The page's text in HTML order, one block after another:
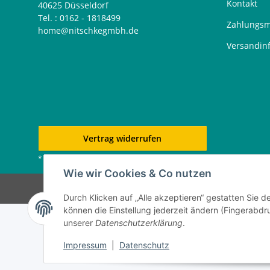
Wie wir Cookies & Co nutzen
Durch Klicken auf „Alle akzeptieren“ gestatten Sie
können die Einstellung jederzeit ändern
unserer Datenschutzerklärung.
Impressum Datenschutz
40625 Düsseldorf
Tel. : 0162 - 1818499
home@nitschkegmbh.de
Kontakt
Vertrag widerrufen
* Alle Preise inkl. gesetzlicher USt., zzgl.Versand